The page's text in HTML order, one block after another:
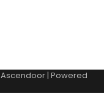
Ascendoor | Powered